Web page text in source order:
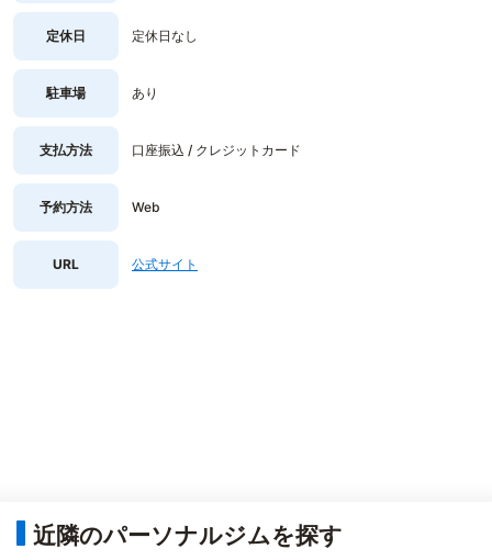
定休日 定休日なし
駐車場 あり
支払方法 口座振込 / クレジットカード
予約方法 Web
URL 公式サイト
近隣のパーソナルジムを探す